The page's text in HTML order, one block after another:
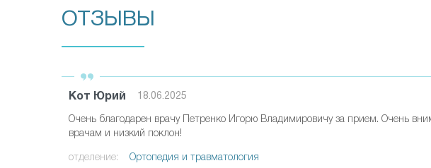
ОТЗЫВЫ
Кот Юрий 18.06.2025
Очень благодарен врачу Петренко Игорю Владимировичу за прием. Очень
врачам и низкий поклон!
отделение: Ортопедия и травматология